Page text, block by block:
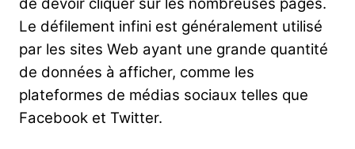
de devoir cliquer sur les nombreuses pages.
Le défilement infini est généralement utilisé
par les sites Web ayant une grande quantité
de données à afficher, comme les
plateformes de médias sociaux telles que
Facebook et Twitter.